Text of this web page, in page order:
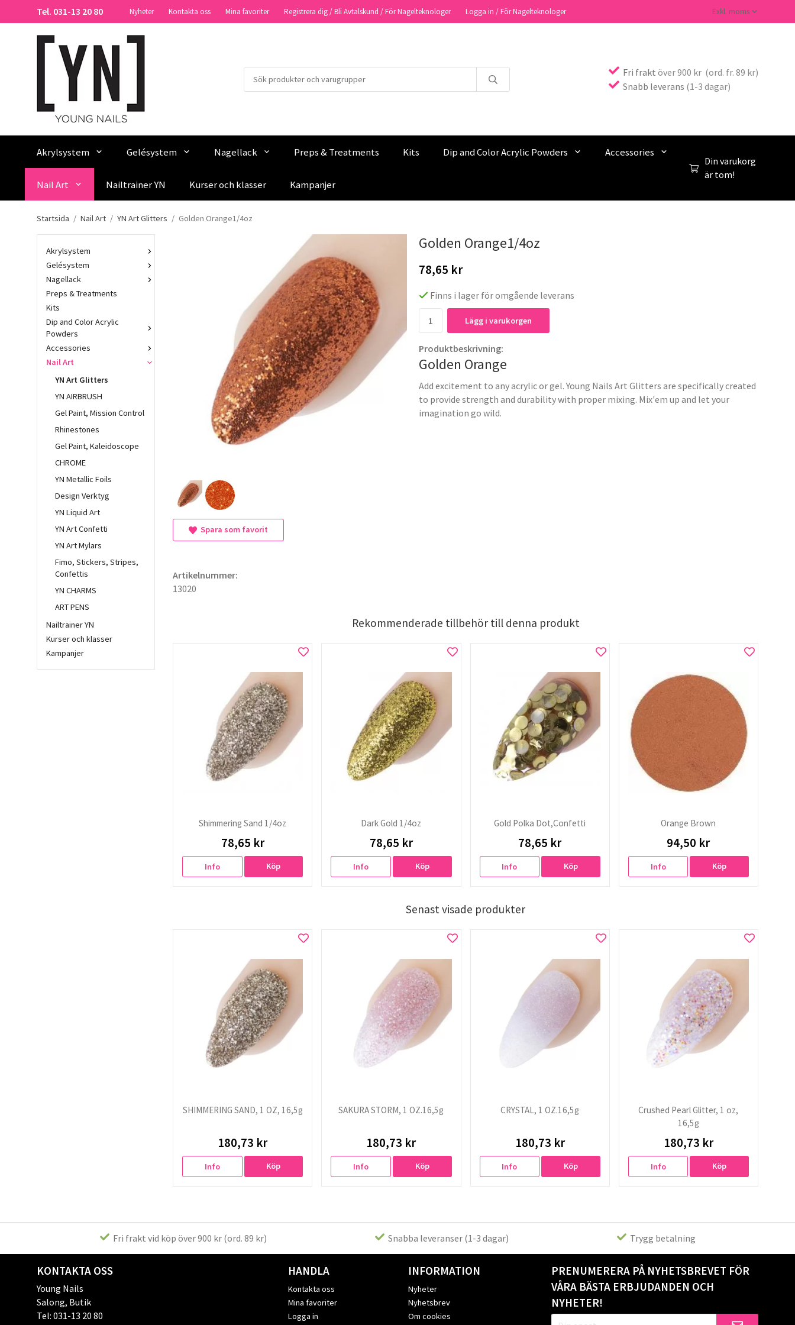
Tel. 031-13 20 80 Nyheter Kontakta oss Mina favoriter Registrera dig / Bli Avtalskund / För Nagelteknologer Logga in / För Nagelteknologer
Fri frakt över 900 kr (ord. fr. 89 kr)
Snabb leverans (1-3 dagar)
Akrylsystem Gelésystem Nagellack Preps & Treatments Kits Dip and Color Acrylic Powders Accessories
Nail Art Nailtrainer YN Kurser och klasser Kampanjer
Din varukorg
är tom!
Startsida / Nail Art / YN Art Glitters / Golden Orange1/4oz
Akrylsystem
Gelésystem
Nagellack
Preps & Treatments
Kits
Dip and Color Acrylic
Powders
Accessories
Nail Art
YN Art Glitters
YN AIRBRUSH
Gel Paint, Mission Control
Rhinestones
Gel Paint, Kaleidoscope
CHROME
YN Metallic Foils
Design Verktyg
YN Liquid Art
YN Art Confetti
YN Art Mylars
Fimo, Stickers, Stripes,
Confettis
YN CHARMS
ART PENS
Nailtrainer YN
Kurser och klasser
Kampanjer
Golden Orange1/4oz
78,65 kr
Finns i lager för omgående leverans
Lägg i varukorgen
Produktbeskrivning:
Golden Orange
Add excitement to any acrylic or gel. Young Nails Art Glitters are specifically created
to provide strength and durability with proper mixing. Mix'em up and let your
imagination go wild.
Spara som favorit
Artikelnummer:
13020
Rekommenderade tillbehör till denna produkt
Shimmering Sand 1/4oz
78,65 kr
Info Köp
Dark Gold 1/4oz
78,65 kr
Info Köp
Gold Polka Dot,Confetti
78,65 kr
Info Köp
Orange Brown
94,50 kr
Info Köp
Senast visade produkter
SHIMMERING SAND, 1 OZ, 16,5g
180,73 kr
Info Köp
SAKURA STORM, 1 OZ.16,5g
180,73 kr
Info Köp
CRYSTAL, 1 OZ.16,5g
180,73 kr
Info Köp
Crushed Pearl Glitter, 1 oz,
16,5g
180,73 kr
Info Köp
Fri frakt vid köp över 900 kr (ord. 89 kr) Snabba leveranser (1-3 dagar) Trygg betalning
KONTAKTA OSS
Young Nails
Salong, Butik
Tel: 031-13 20 80
HANDLA
Kontakta oss
Mina favoriter
Logga in
INFORMATION
Nyheter
Nyhetsbrev
Om cookies
PRENUMERERA PÅ NYHETSBREVET FÖR
VÅRA BÄSTA ERBJUDANDEN OCH
NYHETER!